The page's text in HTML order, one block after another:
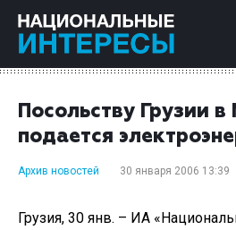
Посольству Грузии в
подается
Архив новостей 30 января 2006 13:39
Грузия, 30 янв. – ИА